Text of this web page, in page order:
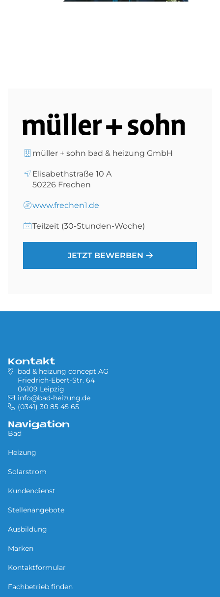
müller + sohn bad & heizung GmbH
Elisabethstraße 10 A
50226 Frechen
www.frechen1.de
Teilzeit (30-Stunden-Woche)
JETZT BEWERBEN
Kontakt
bad & heizung concept AG
Friedrich-Ebert-Str. 64
04109 Leipzig
info@bad-heizung.de
(0341) 30 85 45 65
Navigation
Bad
Heizung
Solarstrom
Kundendienst
Stellenangebote
Ausbildung
Marken
Kontaktformular
Fachbetrieb finden